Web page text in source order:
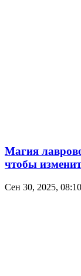
Магия
чтобы
Сен 30, 2025,